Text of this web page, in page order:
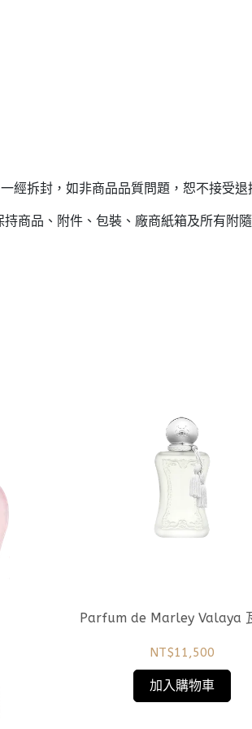
經拆封，如非商品品質問題，恕不接受退
商品、附件、包裝、廠商紙箱及所有附
NT$11,500
加入購物車